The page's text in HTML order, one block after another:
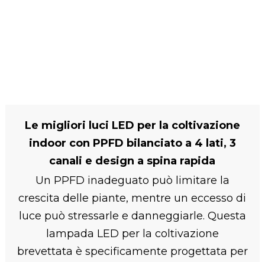
Le migliori luci LED per la coltivazione
indoor con PPFD bilanciato a 4 lati, 3
canali e design a spina rapida
Un PPFD inadeguato può limitare la
crescita delle piante, mentre un eccesso di
luce può stressarle e danneggiarle. Questa
lampada LED per la coltivazione
brevettata è specificamente progettata per